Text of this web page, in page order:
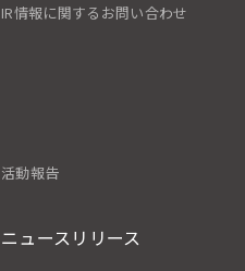
IR情報に関するお問い合わせ
活動報告
ニュースリリース